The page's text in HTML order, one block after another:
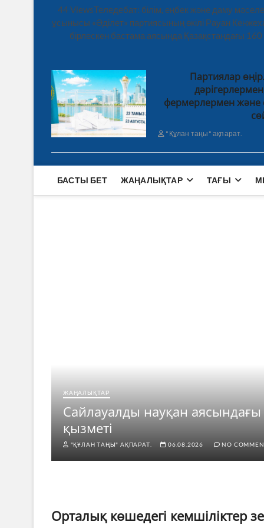
44 ViewsТеледебат: білім, еңбек және даму
ұсынысы «Әділет» партиясының өкілі Рауан
бірлескен бастама аясында Қазақстандағы
Партиялар
фермерлермен және
"Құлан таңы" ақпарат.
БАСТЫ БЕТ ЖАҢАЛЫҚТАР ТАҒЫ
ЖАҢАЛЫҚТАР
Сайлауалды науқан
қызметі
"ҚҰЛАН ТАҢЫ" АҚПАРАТ. 06.08.2026 NO
Орталық көшедегі кемшіліктер